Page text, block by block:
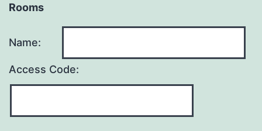
Rooms
Name:
Access Code: